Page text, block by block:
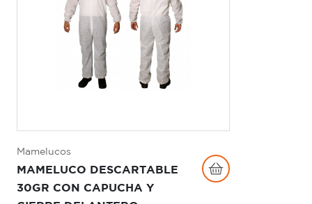
Mamelucos
MAMELUCO DESCARTABLE
30GR CON CAPUCHA Y